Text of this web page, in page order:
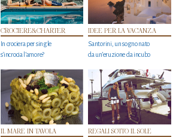
CROCIERE&CHARTER
In crociera per single
s'incrocia l’amore?
IDEE PER LA VACANZA
Santorini, un sogno nato
da un’eruzione da incubo
IL MARE IN TAVOLA REGALI SOTTO IL SOLE